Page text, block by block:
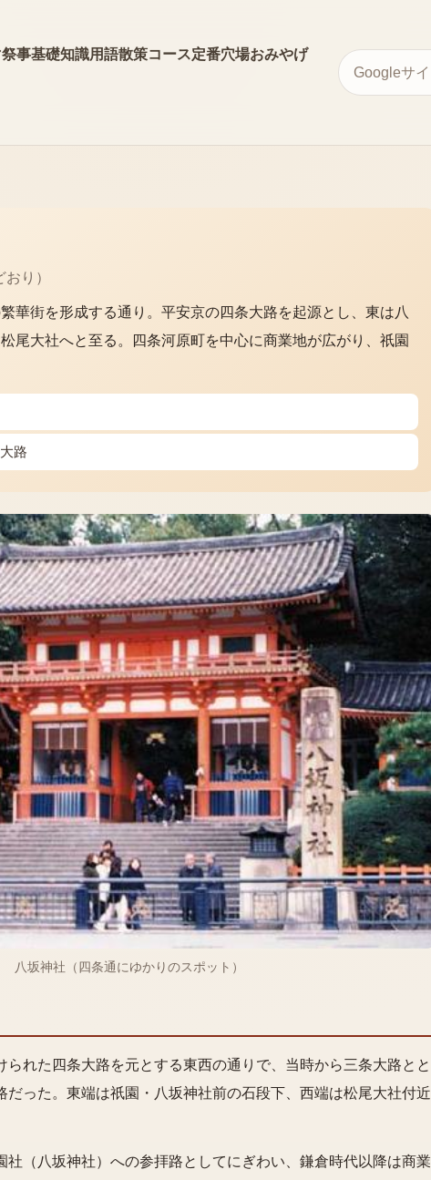
祭事基礎知識用語散策コース定番穴場おみやげ サイト内検索
おり ）
華街を形成する通り。平安京の四条大路を起源とし、東は八
尾大社へと至る。四条河原町を中心に商業地が広がり、祇園
路
八坂神社（四条通にゆかりのスポット）
られた四条大路を元とする東西の通りで、当時から三条大路とと
だった。東端は祇園・八坂神社前の石段下、西端は松尾大社付近
社（八坂神社）への参拝路としてにぎわい、鎌倉時代以降は商業